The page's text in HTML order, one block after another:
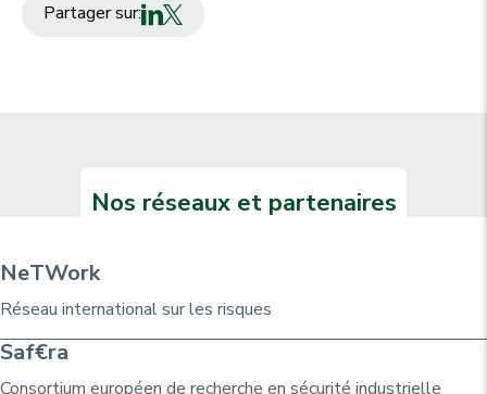
Partager sur:
Nos réseaux et partenaires
NeTWork
Réseau international sur les risques
Saf€ra
Consortium européen de recherche en sécurité industrielle